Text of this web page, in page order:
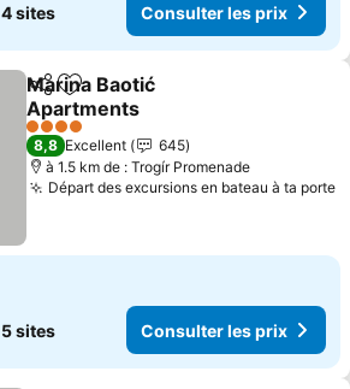
4 sites Consulter les prix
PartagerAjouter à mes favoris
Marina Baotić
Apartments
4 Étoiles
8,8 Excellent
645
à 1.5 km de : Trogír Promenade
Départ des excursions en bateau à ta porte
5 sites Consulter les prix